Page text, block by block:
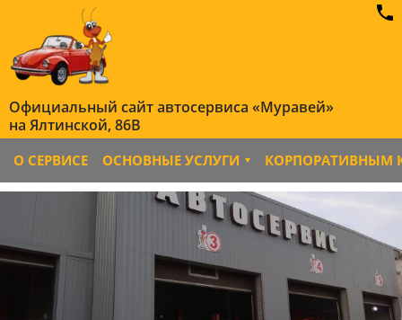
Официальный сайт автосервиса «Муравей»
на Ялтинской, 86B
О СЕРВИСЕ ОСНОВНЫЕ УСЛУГИ КОРПОРАТИВНЫМ